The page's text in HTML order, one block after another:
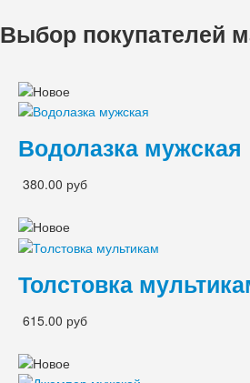
Выбор покупателей
Водолазка мужская
380.00 руб
Толстовка
615.00 руб